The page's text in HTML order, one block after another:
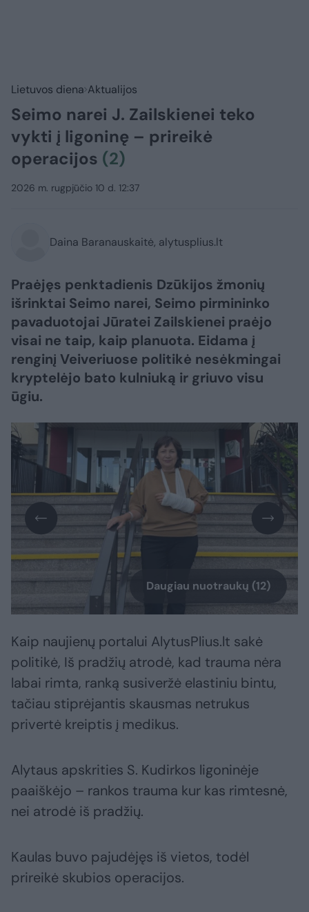
Lietuvos diena Aktualijos
Seimo narei J. Zailskienei teko
vykti į ligoninę – prireikė
operacijos (2)
2026 m. rugpjūčio 10 d. 12:37
Daina Baranauskaitė, alytusplius.lt
Praėjęs penktadienis Dzūkijos žmonių
išrinktai Seimo narei, Seimo pirmininko
pavaduotojai Jūratei Zailskienei praėjo
visai ne taip, kaip planuota. Eidama į
renginį Veiveriuose politikė nesėkmingai
kryptelėjo bato kulniuką ir griuvo visu
ūgiu.
Daugiau nuotraukų (12)
Kaip naujienų portalui AlytusPlius.lt sakė
politikė, Iš pradžių atrodė, kad trauma nėra
labai rimta, ranką susiveržė elastiniu bintu,
tačiau stiprėjantis skausmas netrukus
privertė kreiptis į medikus.
Alytaus apskrities S. Kudirkos ligoninėje
paaiškėjo – rankos trauma kur kas rimtesnė,
nei atrodė iš pradžių.
Kaulas buvo pajudėjęs iš vietos, todėl
prireikė skubios operacijos.